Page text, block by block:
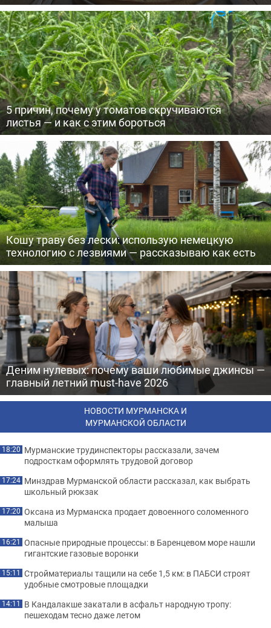
5 причин, почему у томатов скручиваются
листья — и как с этим бороться
Кошу траву без лески: использую немецкую
технологию с лезвиями — рассказываю как есть
Деним нулевых: почему ваши любимые джинсы —
главный летний must-have 2026
НОВОСТИ МУРМАНСКА И
МУРМАНСКОЙ ОБЛАСТИ
18:20 Мурманские трудинспекторы рассказали, зачем
подросткам оформлять трудовой договор
17:24 Минздрав Мурманской области рассказал, как выбрать
школьный рюкзак
17:20 Оксана из Мурманска продает довоенного соломенного
малыша
16:21 Опасные природные процессы: в Баренцевом море нашли
гигантские газовые воронки
15:11 Стройматериалы тащили на себе 1,5 км: в ПАБСИ строят
удобные смотровые площадки
14:11 В Кандалакше закатали в асфальт народную тропу:
пешеходам тесно даже летом